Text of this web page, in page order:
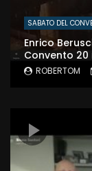
SABATO DEL
Enrico
Convento 20
ROBERTOM